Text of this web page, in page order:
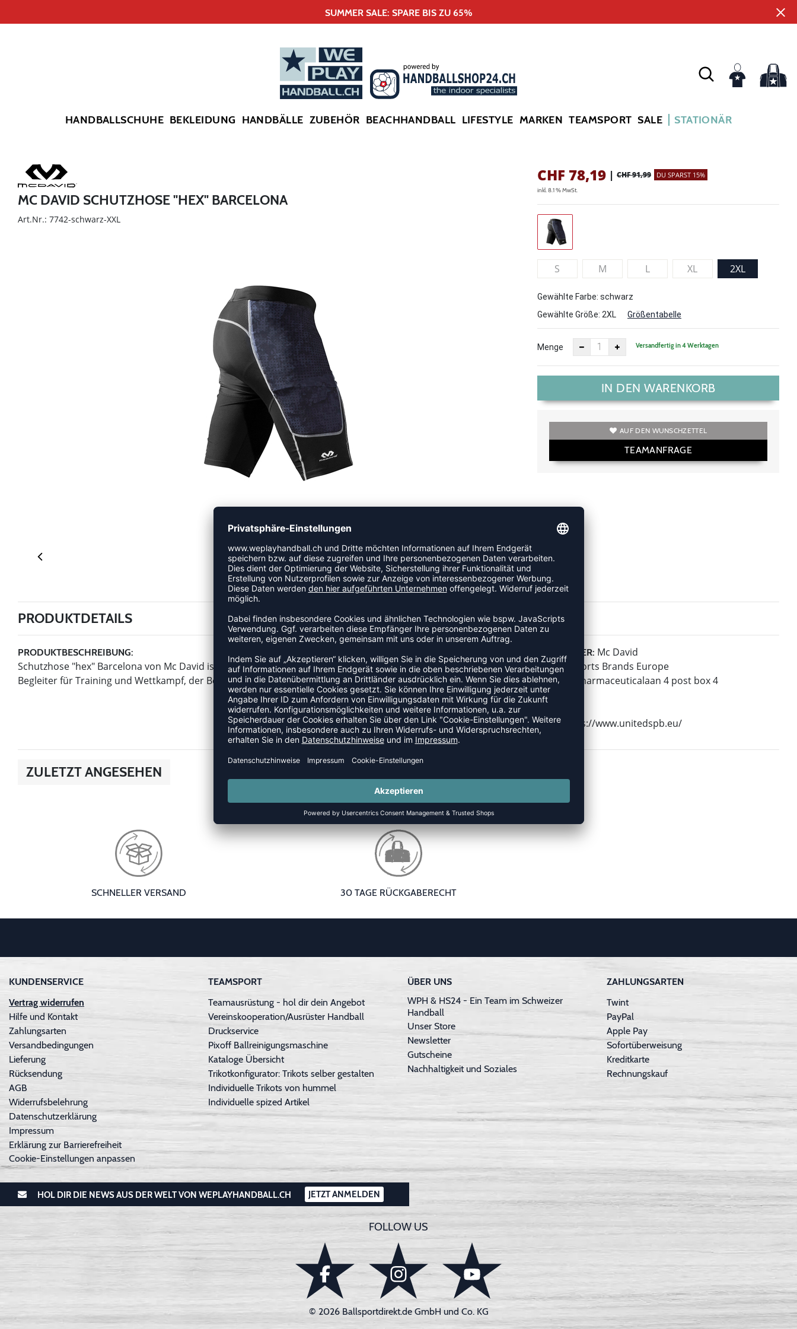
SUMMER SALE: SPARE BIS ZU 65%
HANDBALLSCHUHE BEKLEIDUNG HANDBÄLLE ZUBEHÖR BEACHHANDBALL LIFESTYLE MARKEN TEAMSPORT SALE STATIONÄR
MC DAVID SCHUTZHOSE "HEX" BARCELONA
Art.Nr.: 7742-schwarz-XXL
CHF 78,19 | CHF 91,99 DU SPARST 15%
inkl. 8.1 % MwSt.
S M L XL 2XL
Gewählte Farbe: schwarz
Gewählte Größe: 2XL Größentabelle
Menge Versandfertig in 4 Werktagen
IN DEN WARENKORB
AUF DEN WUNSCHZETTEL
TEAMANFRAGE
PRODUKTDETAILS
PRODUKTBESCHREIBUNG:
Schutzhose "hex" Barcelona von Mc David ist ein Artikel der Kategorie Kompressionsshort. Ein zuverlässiger
Begleiter für Training und Wettkampf, der Beinfreiheit und Sitzkomfort verbindet.
HERSTELLER: Mc David
United Sports Brands Europe
Janssen-Pharmaceuticalaan 4 post box 4
2440 Geel
Web: https://www.unitedspb.eu/
ZULETZT ANGESEHEN
SCHNELLER VERSAND 30 TAGE RÜCKGABERECHT
KUNDENSERVICE
Vertrag widerrufen
Hilfe und Kontakt
Zahlungsarten
Versandbedingungen
Lieferung
Rücksendung
AGB
Widerrufsbelehrung
Datenschutzerklärung
Impressum
Erklärung zur Barrierefreiheit
Cookie-Einstellungen anpassen
TEAMSPORT
Teamausrüstung - hol dir dein Angebot
Vereinskooperation/Ausrüster Handball
Druckservice
Pixoff Ballreinigungsmaschine
Kataloge Übersicht
Trikotkonfigurator: Trikots selber gestalten
Individuelle Trikots von hummel
Individuelle spized Artikel
ÜBER UNS
WPH & HS24 - Ein Team im Schweizer
Handball
Unser Store
Newsletter
Gutscheine
Nachhaltigkeit und Soziales
ZAHLUNGSARTEN
Twint
PayPal
Apple Pay
Sofortüberweisung
Kreditkarte
Rechnungskauf
HOL DIR DIE NEWS AUS DER WELT VON WEPLAYHANDBALL.CH JETZT ANMELDEN
FOLLOW US
© 2026 Ballsportdirekt.de GmbH und Co. KG